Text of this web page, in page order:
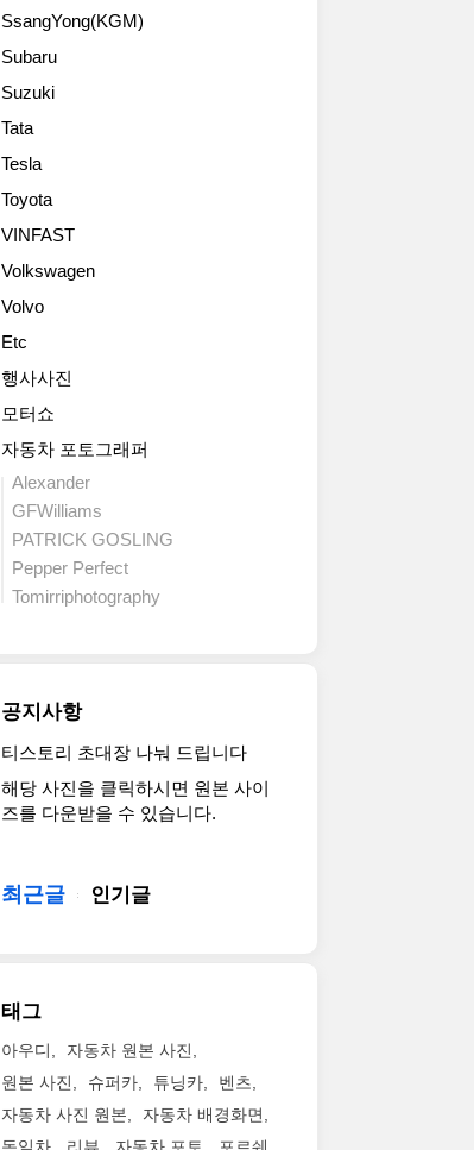
SsangYong(KGM)
Subaru
Suzuki
Tata
Tesla
Toyota
VINFAST
Volkswagen
Volvo
Etc
행사사진
모터쇼
자동차 포토그래퍼
Alexander
GFWilliams
PATRICK GOSLING
Pepper Perfect
Tomirriphotography
공지사항
티스토리 초대장 나눠 드립니다
해당 사진을 클릭하시면 원본 사이
즈를 다운받을 수 있습니다.
최근글 인기글
태그
아우디
자동차 원본 사진
원본 사진
슈퍼카 튜닝카
벤츠
자동차 사진 원본
자동차 배경화면